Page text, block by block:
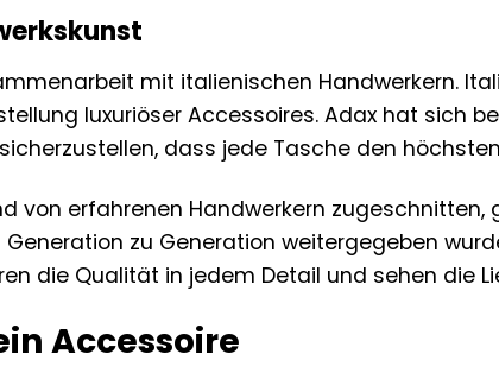
mit italienischen Handwerkern.
luxuriöser Accessoires. Adax hat sich
dass jede Tasche den
von erfahrenen Handwerkern
zu Generation weitergegeben
die Qualität in jedem Detail und sehen die
Accessoire